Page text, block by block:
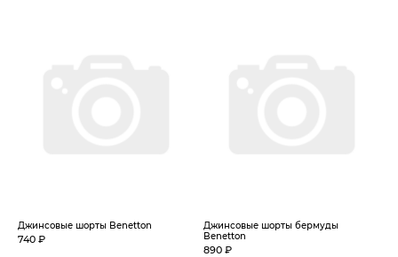
Джинсовые шорты Benetton
740 ₽
Джинсовые шорты бермуды
Benetton
890 ₽